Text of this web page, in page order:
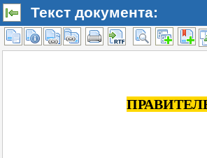
Текст документа: